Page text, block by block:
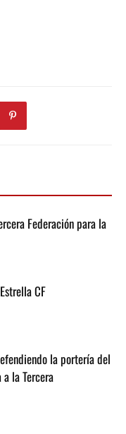
Federación para la
CF
la portería del
a la Tercera